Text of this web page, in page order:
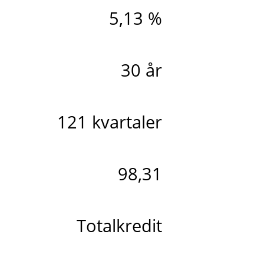
5,13 %
30 år
121 kvartaler
98,31
Totalkredit